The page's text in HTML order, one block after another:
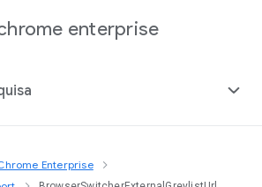
enterprise
Enterprise